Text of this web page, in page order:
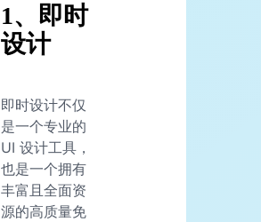
1、即时
设计
即时设计不仅
是一个专业的
UI 设计工具，
也是一个拥有
丰富且全面资
源的高质量免